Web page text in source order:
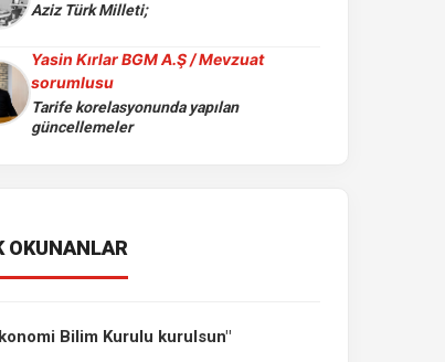
Aziz Türk Milleti;
Yasin Kırlar BGM A.Ş / Mevzuat
sorumlusu
Tarife korelasyonunda yapılan
güncellemeler
OKUNANLAR
Bilim Kurulu kurulsun"